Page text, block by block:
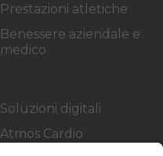
Prestazioni atletiche
Benessere aziendale e
medico
Soluzioni digitali
Atmos Cardio